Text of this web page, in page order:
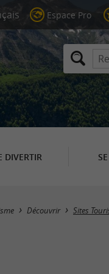
Espace Pro
DIVERTIR
Découvrir Sites